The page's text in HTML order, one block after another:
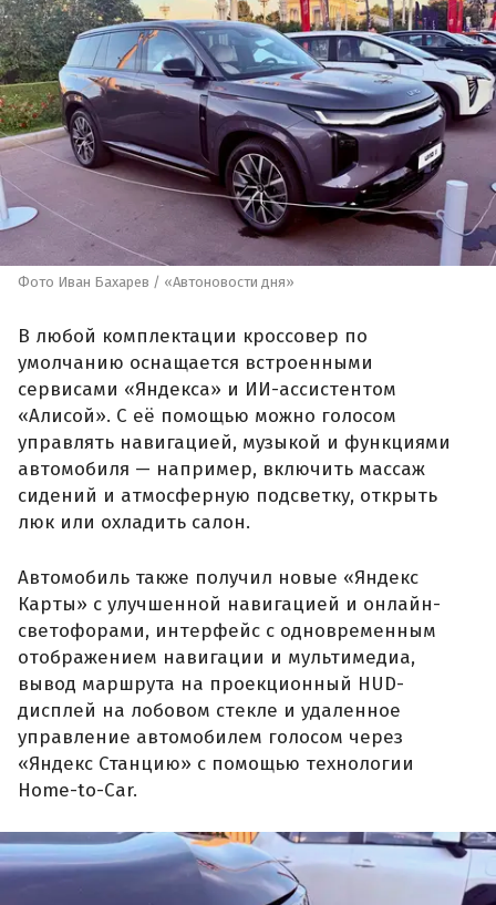
Фото Иван Бахарев / «Автоновости дня»
В любой комплектации кроссовер по
умолчанию оснащается встроенными
сервисами «Яндекса» и ИИ-ассистентом
«Алисой». С её помощью можно голосом
управлять навигацией, музыкой и функциями
автомобиля — например, включить массаж
сидений и атмосферную подсветку, открыть
люк или охладить салон.
Автомобиль также получил новые «Яндекс
Карты» с улучшенной навигацией и онлайн-
светофорами, интерфейс с одновременным
отображением навигации и мультимедиа,
вывод маршрута на проекционный HUD-
дисплей на лобовом стекле и удаленное
управление автомобилем голосом через
«Яндекс Станцию» с помощью технологии
Home-to-Car.